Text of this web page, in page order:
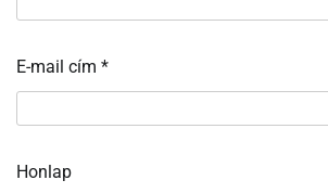
E-mail cím *
Honlap